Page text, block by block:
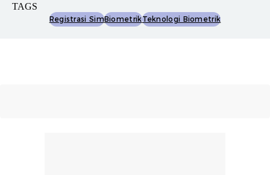
TAGS
Registrasi SimBiometrikTeknologi Biometrik